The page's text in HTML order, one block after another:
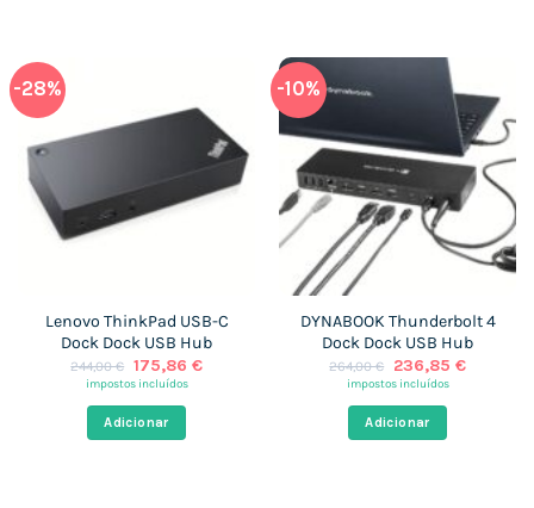
-28%
Lenovo ThinkPad USB-C
Dock Dock USB Hub
244,00€ O
preço
era:
244,00 €.
175,86 €O
impostos incluídos
Adicionar
-10%
DYNABOOK Thunderbolt 4
Dock Dock USB Hub
264,00€
O
preço
era:
264,00 €.
236,85 €O
impostos incluídos
Adicionar